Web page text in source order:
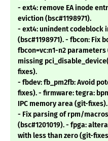
- ext4: remove EA inode
eviction (bsc#1198971).
- ext4: unindent codeblock
(bsc#1198971). - fbcon: Fix
fbcon=vc:n1-n2
missing
fixes).
- fbdev: fb_pm2fb: Avoid
fixes). - firmware: tegra:
IPC memory area (git-fixes).
- Fix parsing of rpm/
(bsc#1201019). - fpga:
with less than zero (git-